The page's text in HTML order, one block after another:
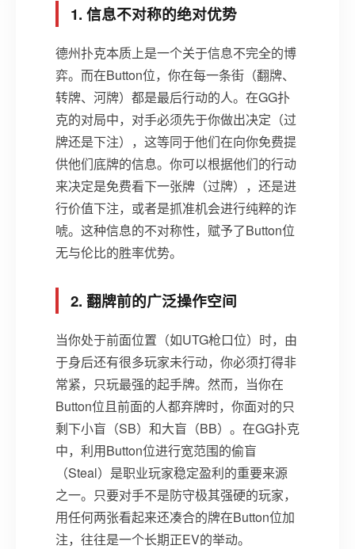
1. 信息不对称的绝对优势
德州扑克本质上是一个关于信息不完全的博
弈。而在Button位，你在每一条街（翻牌、
转牌、河牌）都是最后行动的人。在GG扑
克的对局中，对手必须先于你做出决定（过
牌还是下注），这等同于他们在向你免费提
供他们底牌的信息。你可以根据他们的行动
来决定是免费看下一张牌（过牌），还是进
行价值下注，或者是抓准机会进行纯粹的诈
唬。这种信息的不对称性，赋予了Button位
无与伦比的胜率优势。
2. 翻牌前的广泛操作空间
当你处于前面位置（如UTG枪口位）时，由
于身后还有很多玩家未行动，你必须打得非
常紧，只玩最强的起手牌。然而，当你在
Button位且前面的人都弃牌时，你面对的只
剩下小盲（SB）和大盲（BB）。在GG扑克
中，利用Button位进行宽范围的偷盲
（Steal）是职业玩家稳定盈利的重要来源
之一。只要对手不是防守极其强硬的玩家，
用任何两张看起来还凑合的牌在Button位加
注，往往是一个长期正EV的举动。